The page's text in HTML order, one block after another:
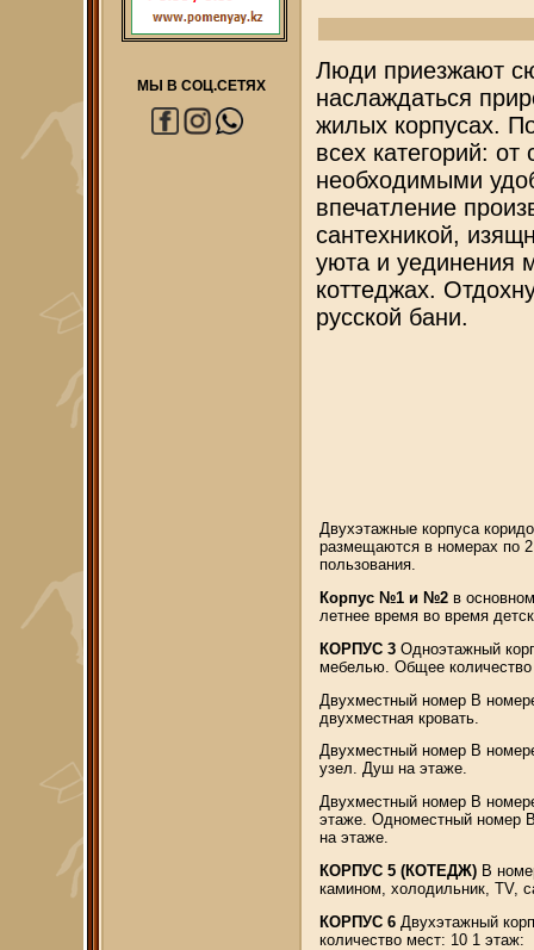
МЫ В СОЦ.СЕТЯХ
Люди приезжают
наслаждаться
жилых корпусах.
всех категорий:
необходимыми
впечатление
сантехникой,
уюта и уединения
коттеджах.
русской бани.
Двухэтажные корпуса
размещаются в номерах по
пользования.
Корпус №1 и №2 в
летнее время во время
КОРПУС 3 Одноэтажный
мебелью. Общее
Двухместный номер В
двухместная кровать.
Двухместный номер В
узел. Душ на этаже.
Двухместный номер В
этаже. Одноместный номер
на этаже.
КОРПУС 5 (КОТЕДЖ) В
камином, холодильник, TV,
КОРПУС 6 Двухэтажный
количество мест: 10 1 этаж: